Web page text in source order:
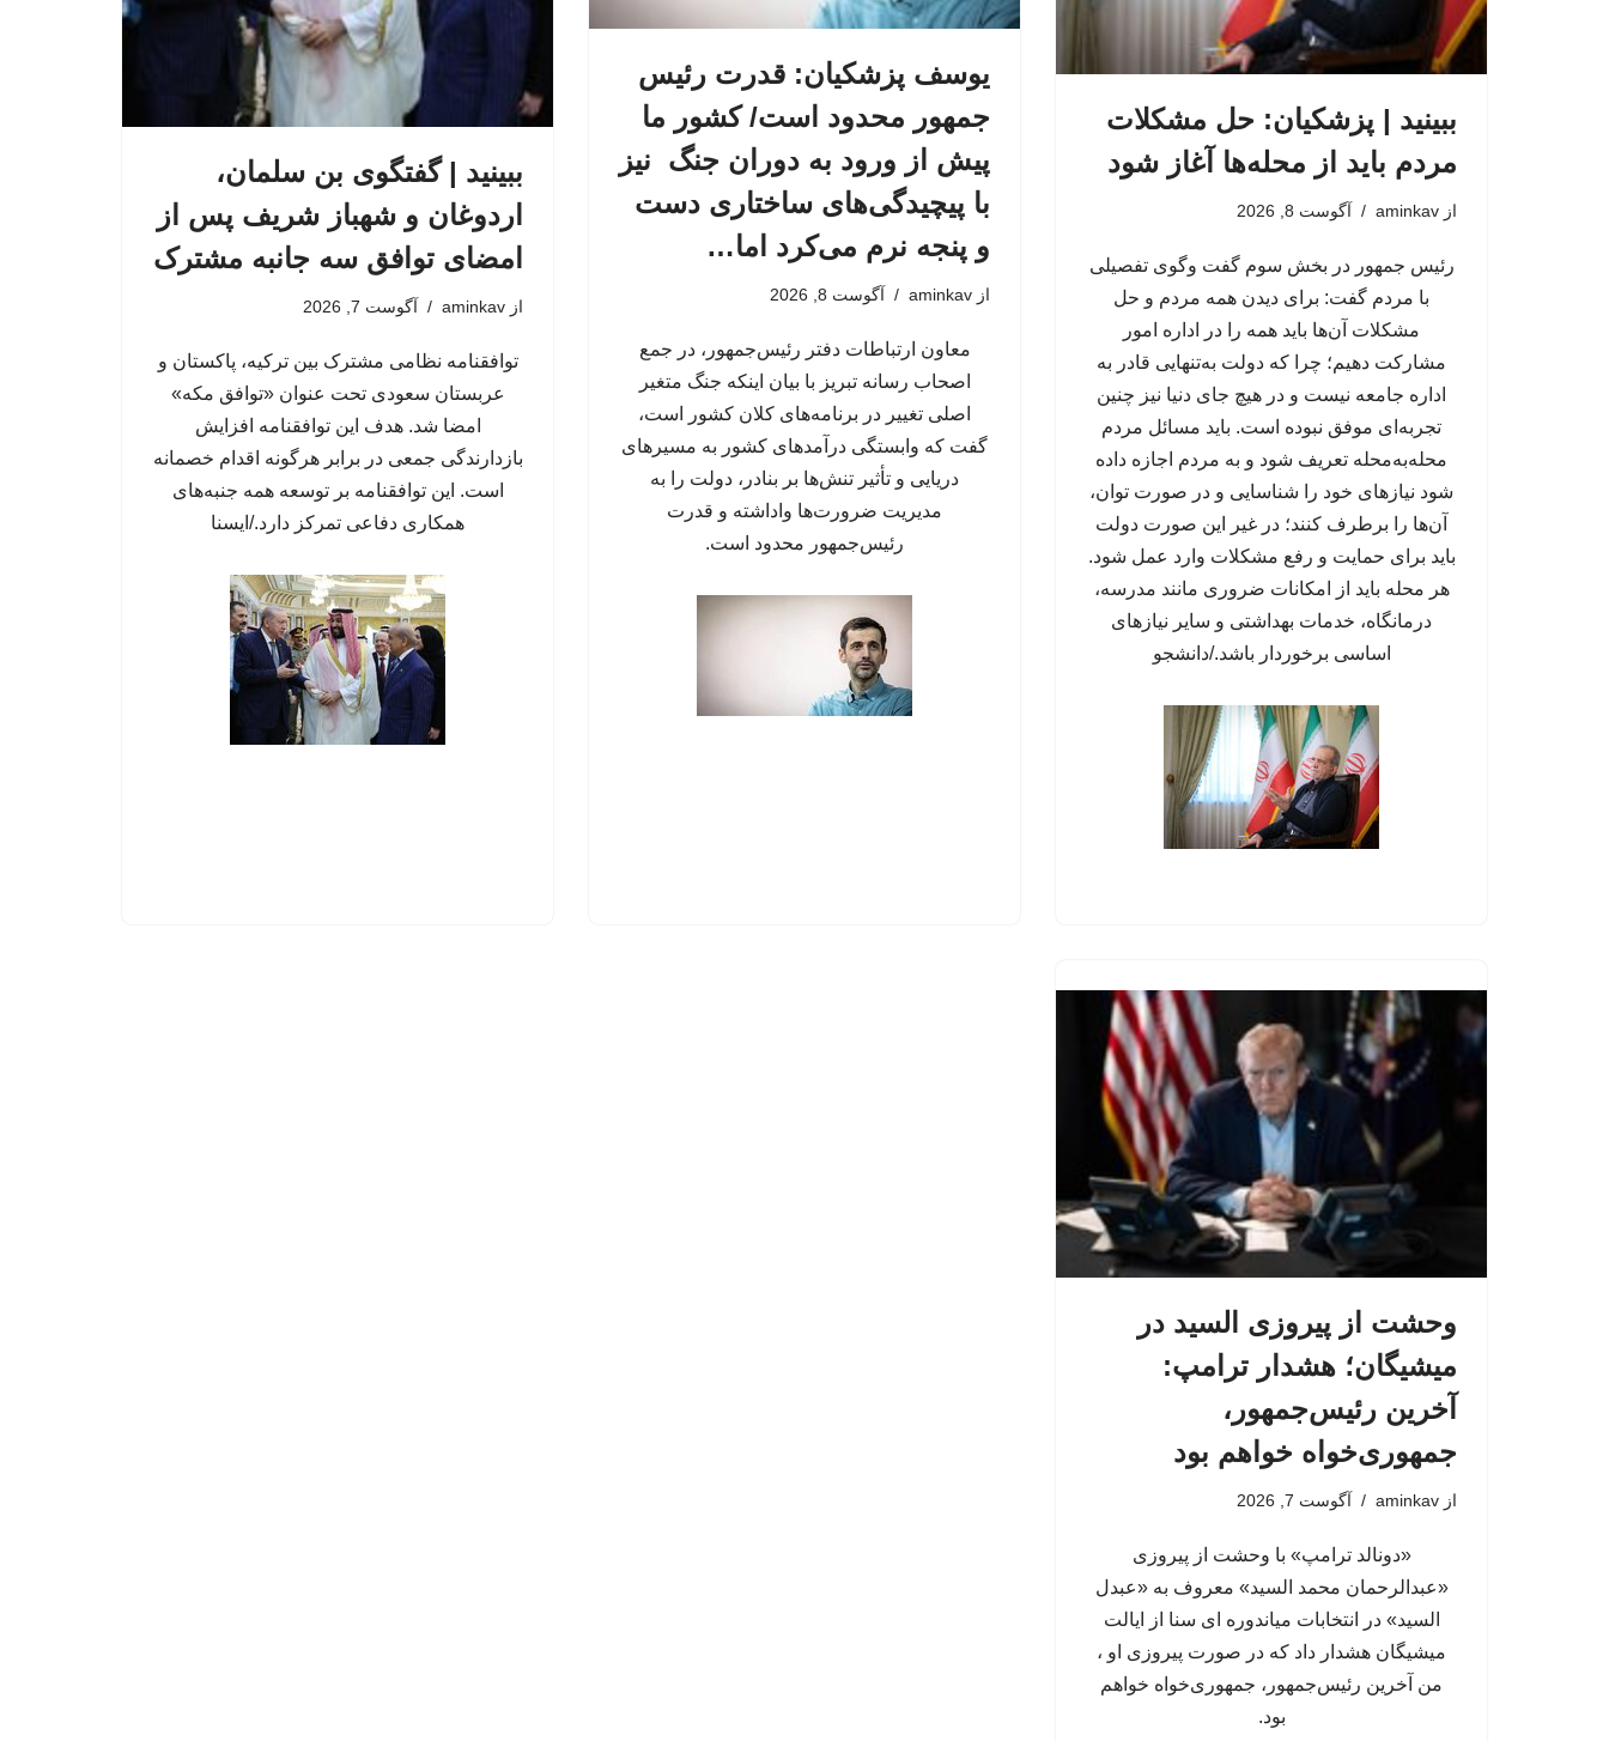
ببینید | پزشکیان: حل مشکلات
مردم باید از محله‌ها آغاز شود
از aminkav آگوست 8, 2026
رئیس جمهور در بخش سوم گفت وگوی تفصیلی
با مردم گفت: برای دیدن همه مردم و حل
مشکلات آن‌ها باید همه را در اداره امور
مشارکت دهیم؛ چرا که دولت به‌تنهایی قادر به
اداره جامعه نیست و در هیچ جای دنیا نیز چنین
تجربه‌ای موفق نبوده است. باید مسائل مردم
محله‌به‌محله تعریف شود و به مردم اجازه داده
شود نیازهای خود را شناسایی و در صورت توان،
آن‌ها را برطرف کنند؛ در غیر این صورت دولت
باید برای حمایت و رفع مشکلات وارد عمل شود.
هر محله باید از امکانات ضروری مانند مدرسه،
درمانگاه، خدمات بهداشتی و سایر نیازهای
اساسی برخوردار باشد./دانشجو
یوسف پزشکیان: قدرت رئیس‌
جمهور محدود است/ کشور ما
پیش از ورود به دوران جنگ نیز
با پیچیدگی‌های ساختاری دست
و پنجه نرم می‌کرد اما…
از aminkav آگوست 8, 2026
معاون ارتباطات دفتر رئیس‌جمهور، در جمع
اصحاب رسانه تبریز با بیان اینکه جنگ متغیر
اصلی تغییر در برنامه‌های کلان کشور است،
گفت که وابستگی درآمدهای کشور به مسیرهای
دریایی و تأثیر تنش‌ها بر بنادر، دولت را به
مدیریت ضرورت‌ها واداشته و قدرت
رئیس‌جمهور محدود است.
ببینید | گفتگوی بن سلمان،
اردوغان و شهباز شریف پس از
امضای توافق سه جانبه مشترک
از aminkav آگوست 7, 2026
توافقنامه نظامی مشترک بین ترکیه، پاکستان و
عربستان سعودی تحت عنوان «توافق مکه»
امضا شد. هدف این توافقنامه افزایش
بازدارندگی جمعی در برابر هرگونه اقدام خصمانه
است. این توافقنامه بر توسعه همه جنبه‌های
همکاری دفاعی تمرکز دارد./ایسنا
وحشت از پیروزی السید در
میشیگان؛ هشدار ترامپ:
آخرین رئیس‌جمهور،
جمهوری‌خواه خواهم بود
از aminkav آگوست 7, 2026
«دونالد ترامپ» با وحشت از پیروزی
«عبدالرحمان محمد السید» معروف به «عبدل
السید» در انتخابات میاندوره ای سنا از ایالت
میشیگان هشدار داد که در صورت پیروزی او ،
من آخرین رئیس‌جمهور، جمهوری‌‍‌خواه خواهم
بود.